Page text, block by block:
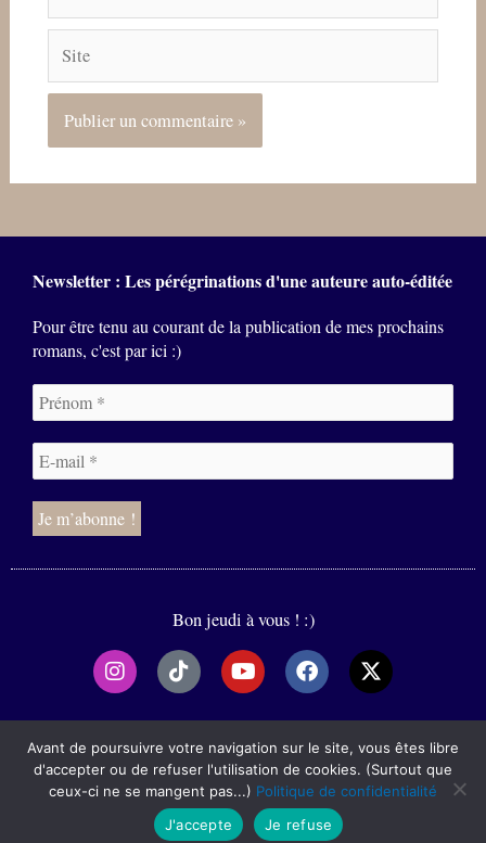
mail*
Site
Newsletter : Les pérégrinations d'une auteure auto-éditée
Pour être tenu au courant de la publication de mes prochains
romans, c'est par ici :)
Bon jeudi à vous ! :)
I
n
s
t
a
g
r
T
i
k
t
o
k
Y
o
u
t
u
b
e
F
a
c
e
b
o
o
k
X
-
t
w
i
t
t
2020-2025
Mentions légales
Avant de poursuivre votre navigation sur le site, vous êtes libre
d'accepter ou de refuser l'utilisation de cookies. (Surtout que
ceux-ci ne se mangent pas...) Politique de confidentialité
J'accepte
Je refuse